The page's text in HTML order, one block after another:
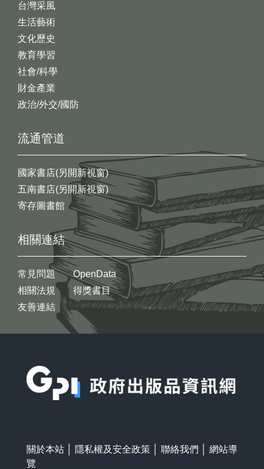
台灣采風
生活藝術
文化歷史
教育學習
社會/科學
財金產業
政治/外交/國防
流通管道
國家書店(另開新視窗)
五南書店(另開新視窗)
寄存圖書館
相關連結
常見問題
相關法規
友善連結
OpenData
得獎書目
關於本站 隱私權及安全政策 聯絡我們
網站導
覽